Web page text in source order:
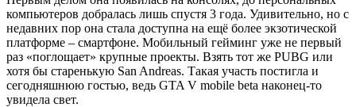
компьютеров добралась лишь спустя 3 года. Удивительно, но с
недавних пор она стала доступна на ещё более экзотической
платформе – смартфоне. Мобильный гейминг уже не первый
раз «поглощает» крупные проекты. Взять тот же PUBG или
хотя бы старенькую San Andreas. Такая участь постигла и
сегодняшнюю гостью, ведь GTA V mobile beta наконец-то
увидела свет.